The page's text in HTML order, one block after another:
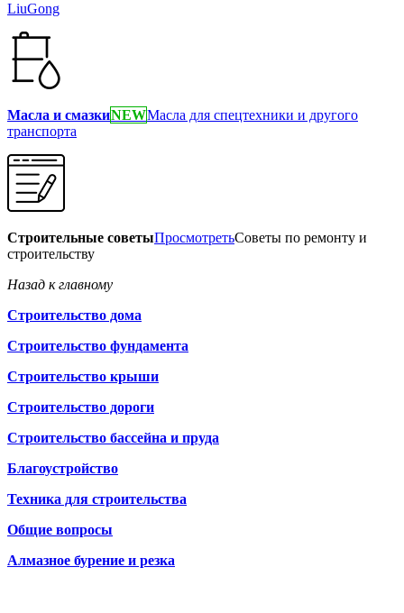
LiuGong
Масла и смазкиNEWМасла для спецтехники и другого
транспорта
Строительные советыПросмотретьСоветы по ремонту и
строительству
Назад к главному
Строительство дома
Строительство фундамента
Строительство крыши
Строительство дороги
Строительство бассейна и пруда
Благоустройство
Техника для строительства
Общие вопросы
Алмазное бурение и резка